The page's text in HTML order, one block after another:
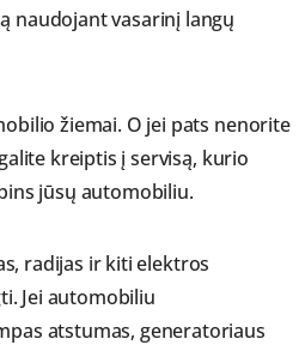
naudojant vasarinį langų
žiemai. O jei pats nenorite
kreiptis į servisą, kurio
jūsų automobiliu.
radijas ir kiti elektros
Jei automobiliu
atstumas, generatoriaus